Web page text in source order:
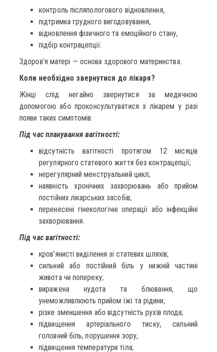
контроль післяпологового відновлення,
підтримка грудного вигодовування,
відновлення фізичного та емоційного стану,
підбір контрацепції.
Здоров’я матері — основа здорового материнства.
Коли необхідно звернутися до лікаря?
Жінці слід негайно звернутися за медичною
допомогою або проконсультуватися з лікарем у разі
появи таких симптомів:
Під час планування вагітності:
відсутність вагітності протягом 12 місяців
регулярного статевого життя без контрацепції;
нерегулярний менструальний цикл;
наявність хронічних захворювань або прийом
постійних лікарських засобів;
перенесені гінекологічні операції або інфекційні
захворювання.
Під час вагітності:
кров’янисті виділення зі статевих шляхів;
сильний або постійний біль у нижній частині
живота чи попереку;
виражена нудота та блювання, що
унеможливлюють прийом їжі та рідини;
різке зменшення або відсутність рухів плода;
підвищення артеріального тиску, сильний
головний біль, порушення зору;
підвищення температури тіла;